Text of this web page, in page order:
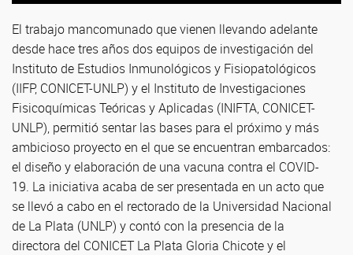
El trabajo mancomunado que vienen llevando adelante
desde hace tres años dos equipos de investigación del
Instituto de Estudios Inmunológicos y Fisiopatológicos
(IIFP, CONICET-UNLP) y el Instituto de Investigaciones
Fisicoquímicas Teóricas y Aplicadas (INIFTA, CONICET-
UNLP), permitió sentar las bases para el próximo y más
ambicioso proyecto en el que se encuentran embarcados:
el diseño y elaboración de una vacuna contra el COVID-
19. La iniciativa acaba de ser presentada en un acto que
se llevó a cabo en el rectorado de la Universidad Nacional
de La Plata (UNLP) y contó con la presencia de la
directora del CONICET La Plata Gloria Chicote y el